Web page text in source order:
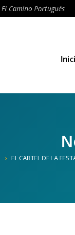
Camino Portugués
EL CARTEL DE LA